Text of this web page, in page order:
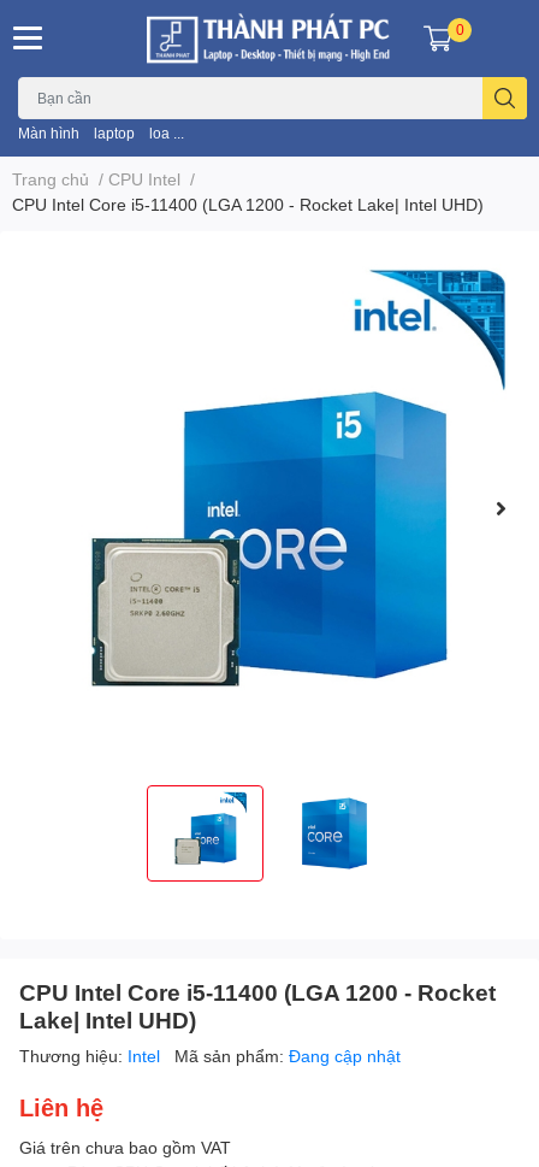
Màn hình laptop loa ...
0
Trang chủ / CPU Intel /
CPU Intel Core i5-11400 (LGA 1200 - Rocket Lake| Intel UHD)
CPU Intel Core i5-11400 (LGA 1200 - Rocket
Lake| Intel UHD)
Thương hiệu: Intel Mã sản phẩm: Đang cập nhật
Liên hệ
Giá trên chưa bao gồm VAT